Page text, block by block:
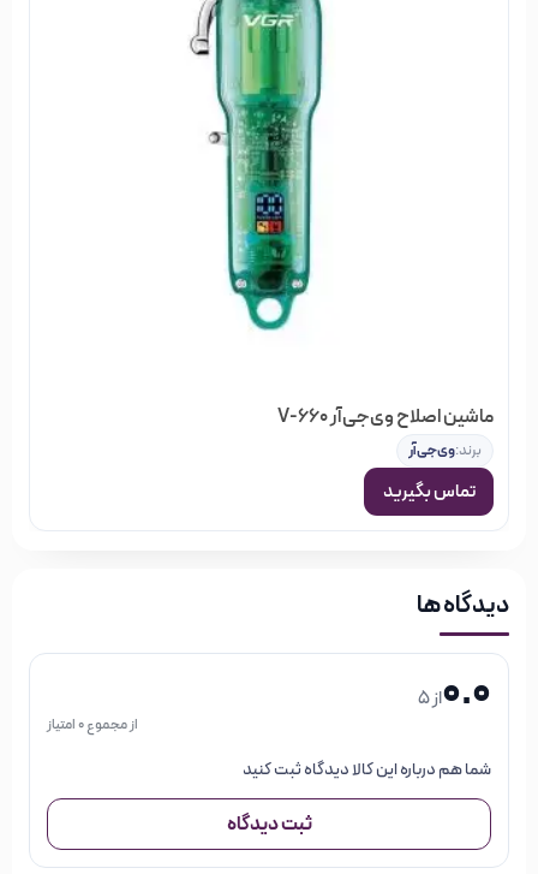
ماشین اصلاح وی‌جی‌آر V-660
برند:وی‌جی‌آر
تماس بگیرید
دیدگاه ها
0.0از 5
از مجموع 0 امتیاز
شما هم درباره این کالا دیدگاه ثبت کنید
ثبت دیدگاه